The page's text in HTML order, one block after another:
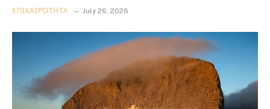
ΕΠΙΚΑΙΡΌΤΗΤΑ July 26, 2026